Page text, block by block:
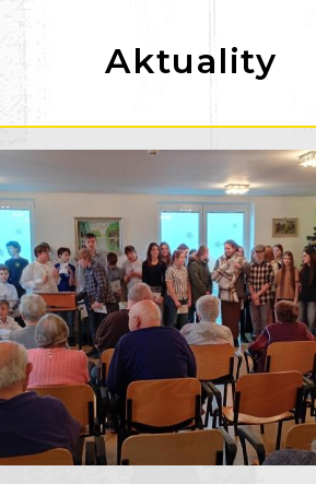
Aktuality